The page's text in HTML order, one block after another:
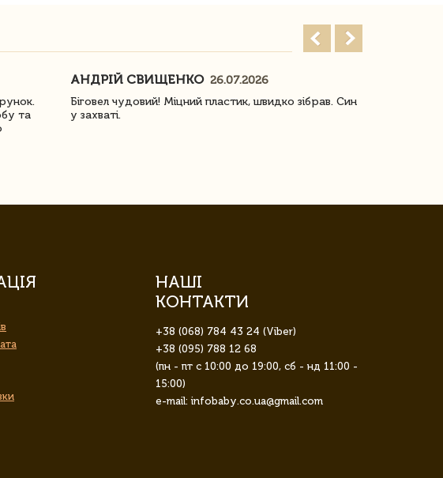
та
АНДРІЙ СВИЩЕНКО 26.07.2026
Біговел чудовий! Міцний пластик, швидко зібрав. Син
у захваті.
НАШІ
КОНТАКТИ
+38 (068) 784 43 24 (Viber)
+38 (095) 788 12 68
(пн - пт с 10:00 до 19:00, сб - нд 11:00 -
15:00)
e-mail: infobaby.co.ua@gmail.com